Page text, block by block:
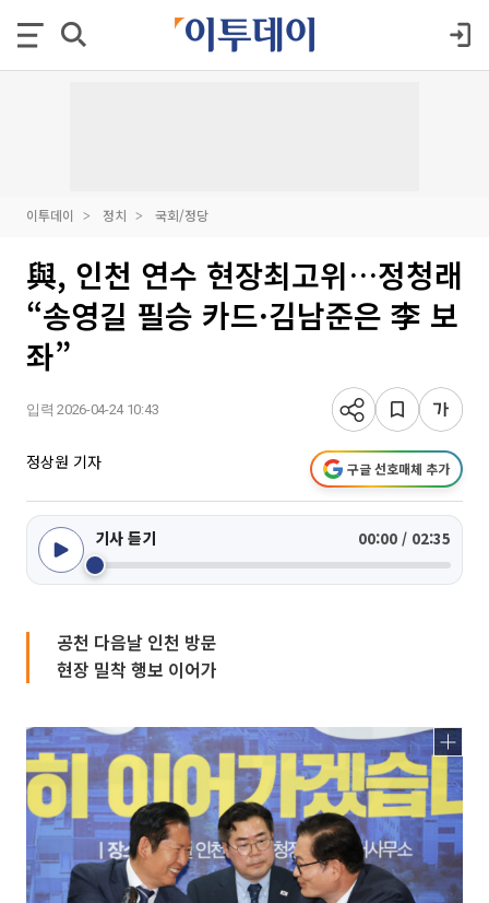
이투데이 정치 국회/정당
與, 인천 연수 현장최고위…정청래
“송영길 필승 카드·김남준은 李 보
좌”
입력 2026-04-24 10:43
정상원 기자 구글 선호매체 추가
기사 듣기 00:00 / 02:35
공천 다음날 인천 방문
현장 밀착 행보 이어가